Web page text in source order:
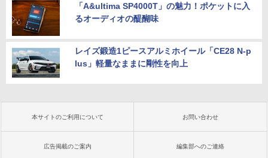
「A&ultima SP4000T」の魅力！ポケットに入
るオーディオの醍醐味
レイズ鍛造1ピースアルミホイール「CE28 N-p
lus」軽量なままに剛性を向上
本サイトのご利用について お問い合わせ
広告掲載のご案内 編集部へのご連絡